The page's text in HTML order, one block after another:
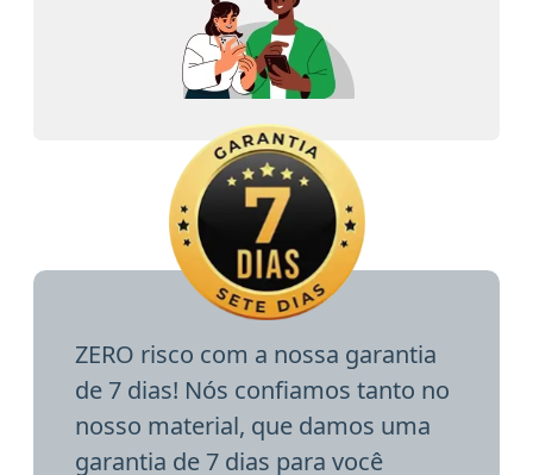
ZERO risco com a nossa garantia
de 7 dias! Nós confiamos tanto no
nosso material, que damos uma
garantia de 7 dias para você